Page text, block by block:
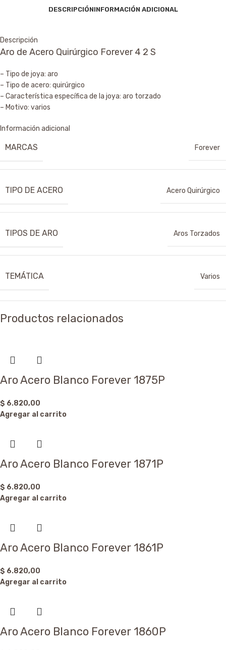
DESCRIPCIÓNINFORMACIÓN ADICIONAL
Descripción
Aro de Acero Quirúrgico Forever 4 2 S
– Tipo de joya: aro
– Tipo de acero: quirúrgico
– Característica específica de la joya: aro torzado
– Motivo: varios
Información adicional
MARCAS Forever
TIPO DE ACERO Acero Quirúrgico
TIPOS DE ARO Aros Torzados
TEMÁTICA Varios
Productos relacionados
Aro Acero Blanco Forever 1875P
$ 6.820,00
Agregar al carrito
Aro Acero Blanco Forever 1871P
$ 6.820,00
Agregar al carrito
Aro Acero Blanco Forever 1861P
$ 6.820,00
Agregar al carrito
Aro Acero Blanco Forever 1860P